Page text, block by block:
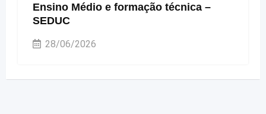
Ensino Médio e formação técnica –
SEDUC
28/06/2026